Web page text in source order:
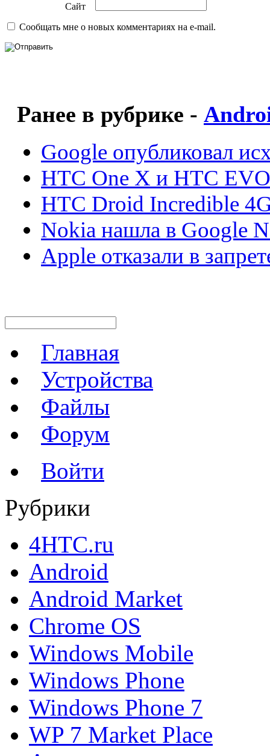
Сайт
Сообщать мне о новых комментариях на e-mail.
Ранее в рубрике -
Google опубликовал
HTC One X и HTC
HTC Droid Incredible
Nokia нашла в Google
Apple отказали в
Главная
Устройства
Файлы
Форум
Войти
Рубрики
4HTC.ru
Android
Android Market
Chrome OS
Windows Mobile
Windows Phone
Windows Phone 7
WP 7 Market Place